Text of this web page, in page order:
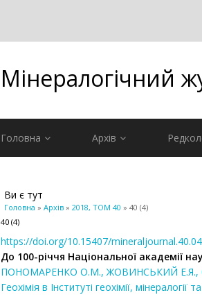
Мінералогічний
Головна Архів
Ви є тут
Головна » Архів » 2018, ТОМ 40 » 40 (4)
40 (4)
https://doi.org/10.15407/mineraljournal.40.04
До 100-річчя Національної академії
ПОНОМАРЕНКО О.М., ЖОВИНСЬКИЙ Е.Я.,
Геохімія в Інституті геохімії,